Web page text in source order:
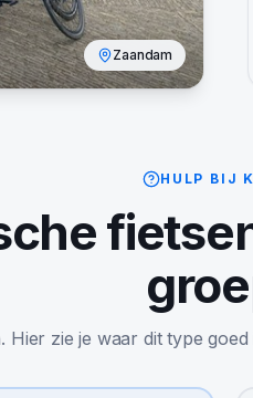
Zaandam
HULP BIJ
Hier zie je waar dit type